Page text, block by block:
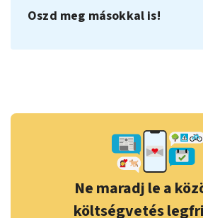
Oszd meg másokkal is!
Ne maradj le a
költségvetés